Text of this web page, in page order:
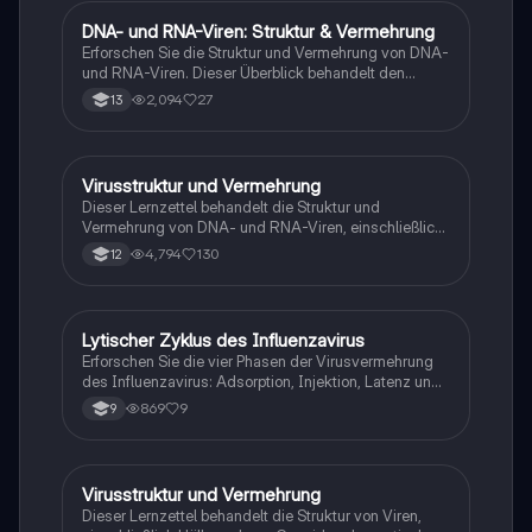
Biologie
DNA- und RNA-Viren: Struktur & Vermehrung
Erforschen Sie die Struktur und Vermehrung von DNA-
und RNA-Viren. Dieser Überblick behandelt den
lytischen und lysogenen Zyklus, die Rolle der
Reverse Transkriptase und wichtige Fakten zu Viren
13 2,094 27
Biologie
Virusstruktur und Vermehrung
Dieser Lernzettel behandelt die Struktur und
Vermehrung von DNA- und RNA-Viren, einschließlich
des lytischen und lysogenen Zyklus. Er bietet eine
detaillierte Erklärung der Viruskomponenten, der Rolle
12 4,794 130
Biologie
Lytischer Zyklus des Influenzavirus
Erforschen Sie die vier Phasen der Virusvermehrung
des Influenzavirus: Adsorption, Injektion, Latenz und
Lytische Phase. Diese detaillierte Zusammenfassung
bietet eine klare Erklärung der Prozesse, die zur
9 869 9
Biologie
Virusstruktur und Vermehrung
Dieser Lernzettel behandelt die Struktur von Viren,